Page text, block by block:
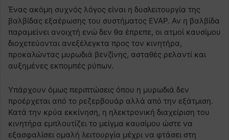
Ένας ακόμη συχνός λόγος είναι η δυσλειτουργία της
βαλβίδας εξαέρωσης του συστήματος EVAP. Αν η βαλβίδα
παραμείνει ανοιχτή ενώ δεν θα έπρεπε, οι ατμοί καυσίμου
διοχετεύονται ανεξέλεγκτα προς τον κινητήρα,
προκαλώντας μυρωδιά βενζίνης, ασταθές ρελαντί και
αυξημένες εκπομπές ρύπων.
Υπάρχουν όμως περιπτώσεις όπου η μυρωδιά δεν
προέρχεται από το ρεζερβουάρ αλλά από την εξάτμιση.
Κατά την κρύα εκκίνηση, η ηλεκτρονική διαχείριση του
κινητήρα εμπλουτίζει το μείγμα καυσίμου ώστε να
εξασφαλίσει ομαλή λειτουργία μέχρι να φτάσει στη